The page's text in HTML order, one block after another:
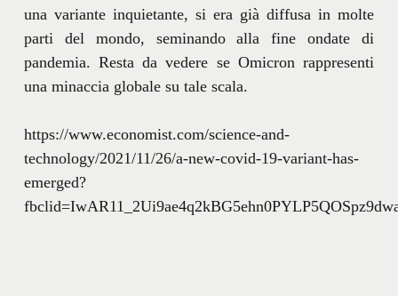
una variante inquietante, si era già diffusa in molte
parti del mondo, seminando alla fine ondate di
pandemia. Resta da vedere se Omicron rappresenti
una minaccia globale su tale scala.
https://www.economist.com/science-and-
technology/2021/11/26/a-new-covid-19-variant-has-
emerged?